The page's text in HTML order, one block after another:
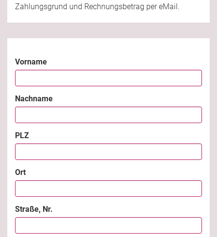
Zahlungsgrund und Rechnungsbetrag per eMail.
Vorname
Nachname
PLZ
Ort
Straße, Nr.